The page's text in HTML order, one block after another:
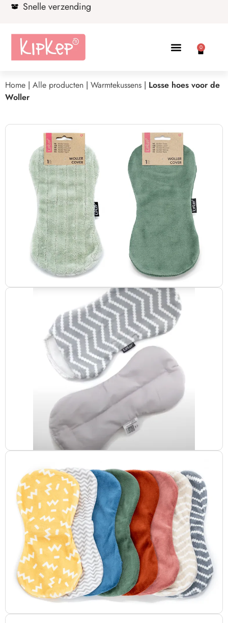
Snelle verzending
0
Home | Alle producten | Warmtekussens | Losse hoes voor de
Woller